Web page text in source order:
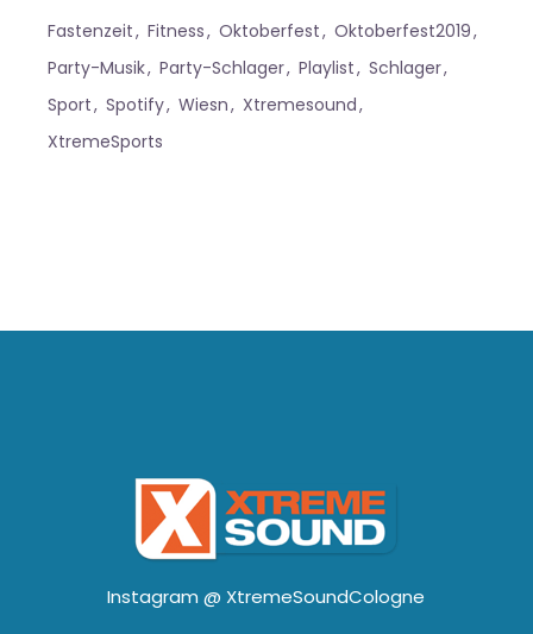
Fastenzeit Fitness Oktoberfest
Oktoberfest2019
Party-Musik
Party-Schlager Playlist
Schlager
Sport
Spotify Wiesn
Xtremesound
XtremeSports
Instagram @ XtremeSoundCologne